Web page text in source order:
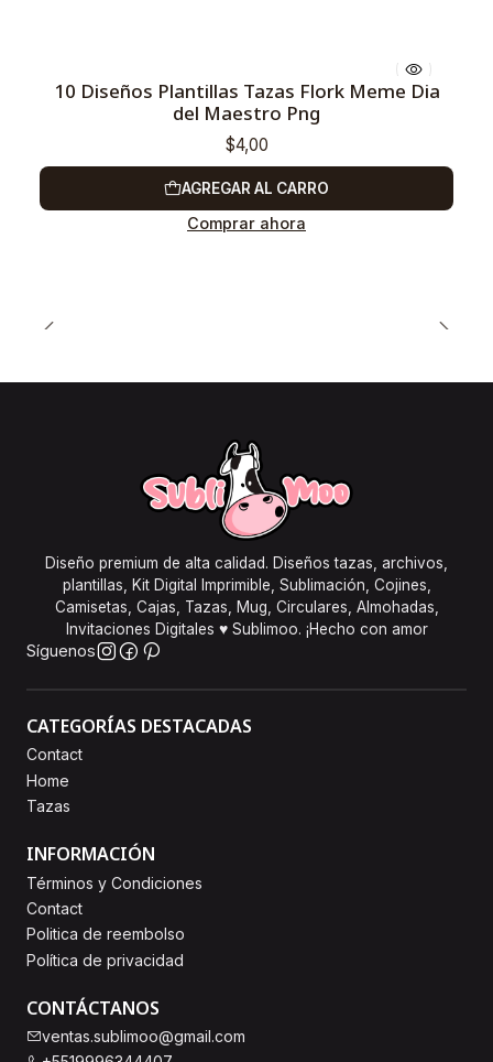
10 Diseños Plantillas Tazas Flork Meme Dia
del Maestro Png
$4,00
AGREGAR AL CARRO
Comprar ahora
Diseño premium de alta calidad. Diseños tazas, archivos,
plantillas, Kit Digital Imprimible, Sublimación, Cojines,
Camisetas, Cajas, Tazas, Mug, Circulares, Almohadas,
Invitaciones Digitales ♥ Sublimoo. ¡Hecho con amor
Síguenos
CATEGORÍAS DESTACADAS
Contact
Home
Tazas
INFORMACIÓN
Términos y Condiciones
Contact
Politica de reembolso
Política de privacidad
CONTÁCTANOS
ventas.sublimoo@gmail.com